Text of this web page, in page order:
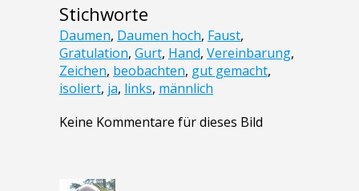
Stichworte
Daumen, Daumen hoch, Faust,
Gratulation, Gurt, Hand, Vereinbarung,
Zeichen, beobachten, gut gemacht,
isoliert, ja, links, männlich
Keine Kommentare für dieses Bild